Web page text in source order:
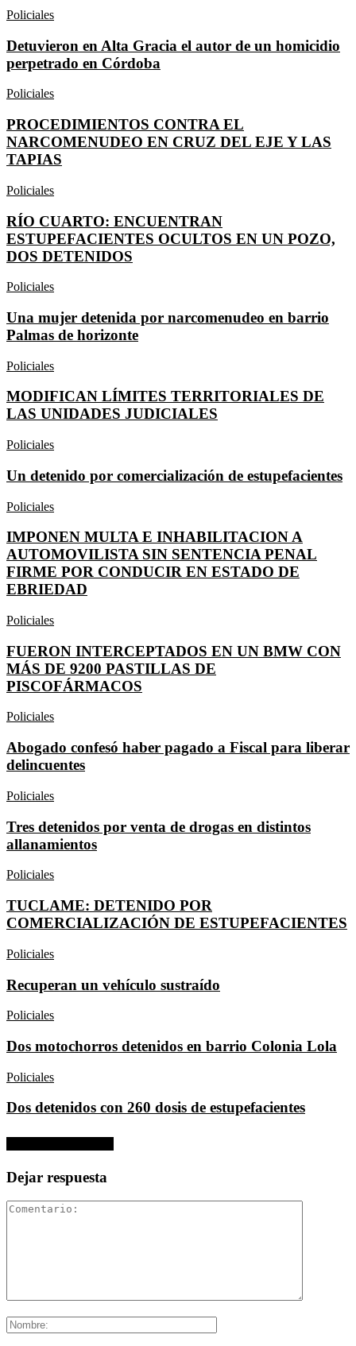
Policiales
Detuvieron en Alta Gracia el autor de un homicidio
perpetrado en Córdoba
Policiales
PROCEDIMIENTOS CONTRA EL
NARCOMENUDEO EN CRUZ DEL EJE Y LAS
TAPIAS
Policiales
RÍO CUARTO: ENCUENTRAN
ESTUPEFACIENTES OCULTOS EN UN POZO,
DOS DETENIDOS
Policiales
Una mujer detenida por narcomenudeo en barrio
Palmas de horizonte
Policiales
MODIFICAN LÍMITES TERRITORIALES DE
LAS UNIDADES JUDICIALES
Policiales
Un detenido por comercialización de estupefacientes
Policiales
IMPONEN MULTA E INHABILITACION A
AUTOMOVILISTA SIN SENTENCIA PENAL
FIRME POR CONDUCIR EN ESTADO DE
EBRIEDAD
Policiales
FUERON INTERCEPTADOS EN UN BMW CON
MÁS DE 9200 PASTILLAS DE
PISCOFÁRMACOS
Policiales
Abogado confesó haber pagado a Fiscal para liberar
delincuentes
Policiales
Tres detenidos por venta de drogas en distintos
allanamientos
Policiales
TUCLAME: DETENIDO POR
COMERCIALIZACIÓN DE ESTUPEFACIENTES
Policiales
Recuperan un vehículo sustraído
Policiales
Dos motochorros detenidos en barrio Colonia Lola
Policiales
Dos detenidos con 260 dosis de estupefacientes
Dejar respuesta